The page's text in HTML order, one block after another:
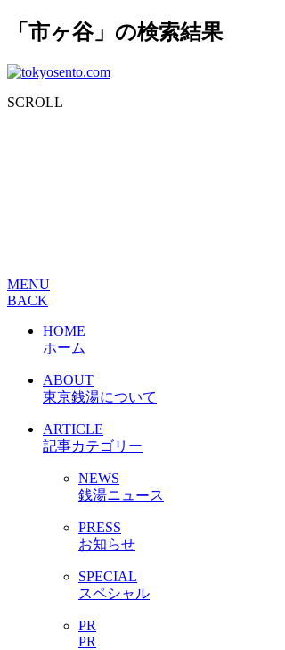
「市ヶ谷」の検索結果
SCROLL
MENU
BACK
HOME
ホーム
ABOUT
東京銭湯について
ARTICLE
記事カテゴリー
NEWS
銭湯ニュース
PRESS
お知らせ
SPECIAL
スペシャル
PR
PR